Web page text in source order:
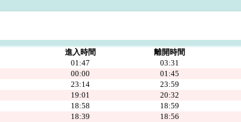
進入時間 離開時間
01:47 03:31
00:00 01:45
23:14 23:59
19:01 20:32
18:58 18:59
18:39 18:56